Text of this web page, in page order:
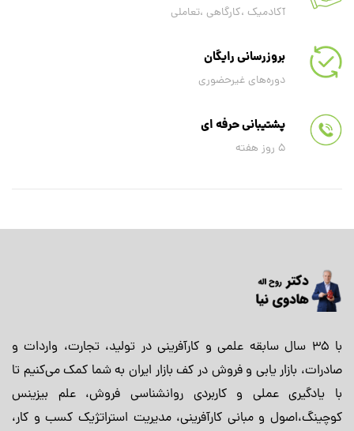
آکادمیک ،کارگاهی ،تعاملی
بروزرسانی رایگان
دوره‌های غیرحضوری
پشتیبانی حرفه‌ ای
5 روز هفته
با 35 سال سابقه علمی و کارآفرینی در تولید، تجارت، واردات و
صادرات، بازار یابی و فروش در کف بازار ایران به شما کمک می‌کنیم تا
با یادگیری عملی و کاربردی روانشناسی فروش، علم بیزینس
کوچینگ،اصول و مبانی کارآفرینی، مدیریت استراتژیک کسب و کار،